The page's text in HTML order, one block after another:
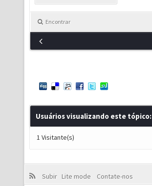
Encontrar
Usuários visualizando este tópico:
1 Visitante(s)
Subir Lite mode
Contate-nos